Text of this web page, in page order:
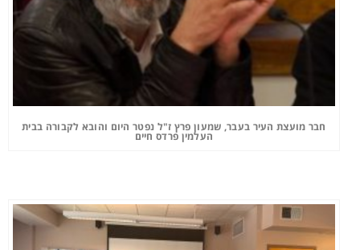
חבר מועצת העיר בעבר, שמעון פרץ ז"ל נפטר היום והובא לקבורה בבית
העלמין פרדס חיים